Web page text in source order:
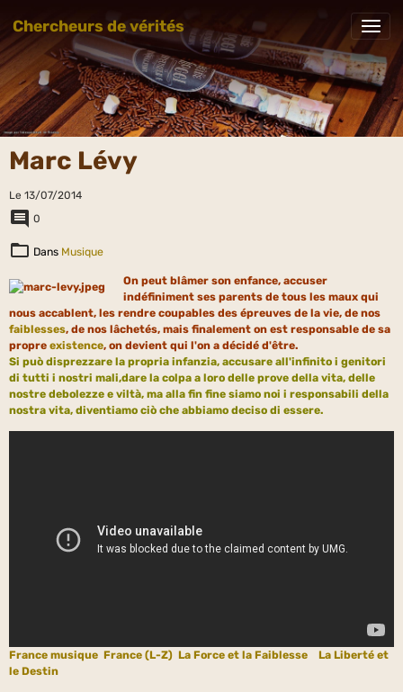
Chercheurs de vérités
Marc Lévy
Le 13/07/2014
0
Dans Musique
On peut blâmer son enfance, accuser
indéfiniment ses parents de tous les maux qui
nous accablent, les rendre coupables des épreuves de la vie, de nos
faiblesses, de nos lâchetés, mais finalement on est responsable de sa
propre existence, on devient qui l'on a décidé d'être.
Si può disprezzare la propria infanzia, accusare all'infinito i genitori
di tutti i nostri mali,dare la colpa a loro delle prove della vita, delle
nostre debolezze e viltà, ma alla fin fine siamo noi i responsabili della
nostra vita, diventiamo ciò che abbiamo deciso di essere.
France musique France (L-Z) La Force et la Faiblesse
La Liberté et
le Destin